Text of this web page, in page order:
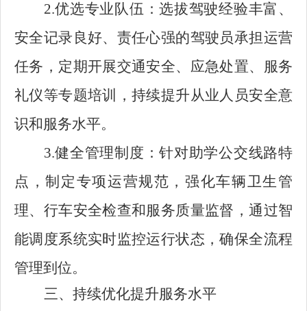
2.优选专业队伍：选拔驾驶经验丰富、
安全记录良好、责任心强的驾驶员承担运营
任务，定期开展交通安全、应急处置、服务
礼仪等专题培训，持续提升从业人员安全意
识和服务水平。
3.健全管理制度：针对助学公交线路特
点，制定专项运营规范，强化车辆卫生管
理、行车安全检查和服务质量监督，通过智
能调度系统实时监控运行状态，确保全流程
管理到位。
三、持续优化提升服务水平